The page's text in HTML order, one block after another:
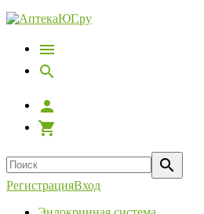
РегистрацияВход